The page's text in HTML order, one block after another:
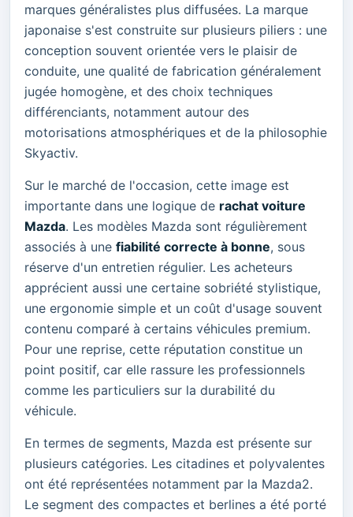
marques généralistes plus diffusées. La marque
japonaise s'est construite sur plusieurs piliers : une
conception souvent orientée vers le plaisir de
conduite, une qualité de fabrication généralement
jugée homogène, et des choix techniques
différenciants, notamment autour des
motorisations atmosphériques et de la philosophie
Skyactiv.
Sur le marché de l'occasion, cette image est
importante dans une logique de rachat voiture
Mazda. Les modèles Mazda sont régulièrement
associés à une fiabilité correcte à bonne, sous
réserve d'un entretien régulier. Les acheteurs
apprécient aussi une certaine sobriété stylistique,
une ergonomie simple et un coût d'usage souvent
contenu comparé à certains véhicules premium.
Pour une reprise, cette réputation constitue un
point positif, car elle rassure les professionnels
comme les particuliers sur la durabilité du
véhicule.
En termes de segments, Mazda est présente sur
plusieurs catégories. Les citadines et polyvalentes
ont été représentées notamment par la Mazda2.
Le segment des compactes et berlines a été porté